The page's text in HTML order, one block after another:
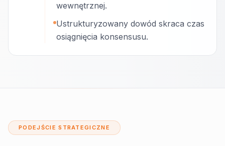
wewnętrznej.
Ustrukturyzowany dowód skraca czas
osiągnięcia konsensusu.
PODEJŚCIE STRATEGICZNE